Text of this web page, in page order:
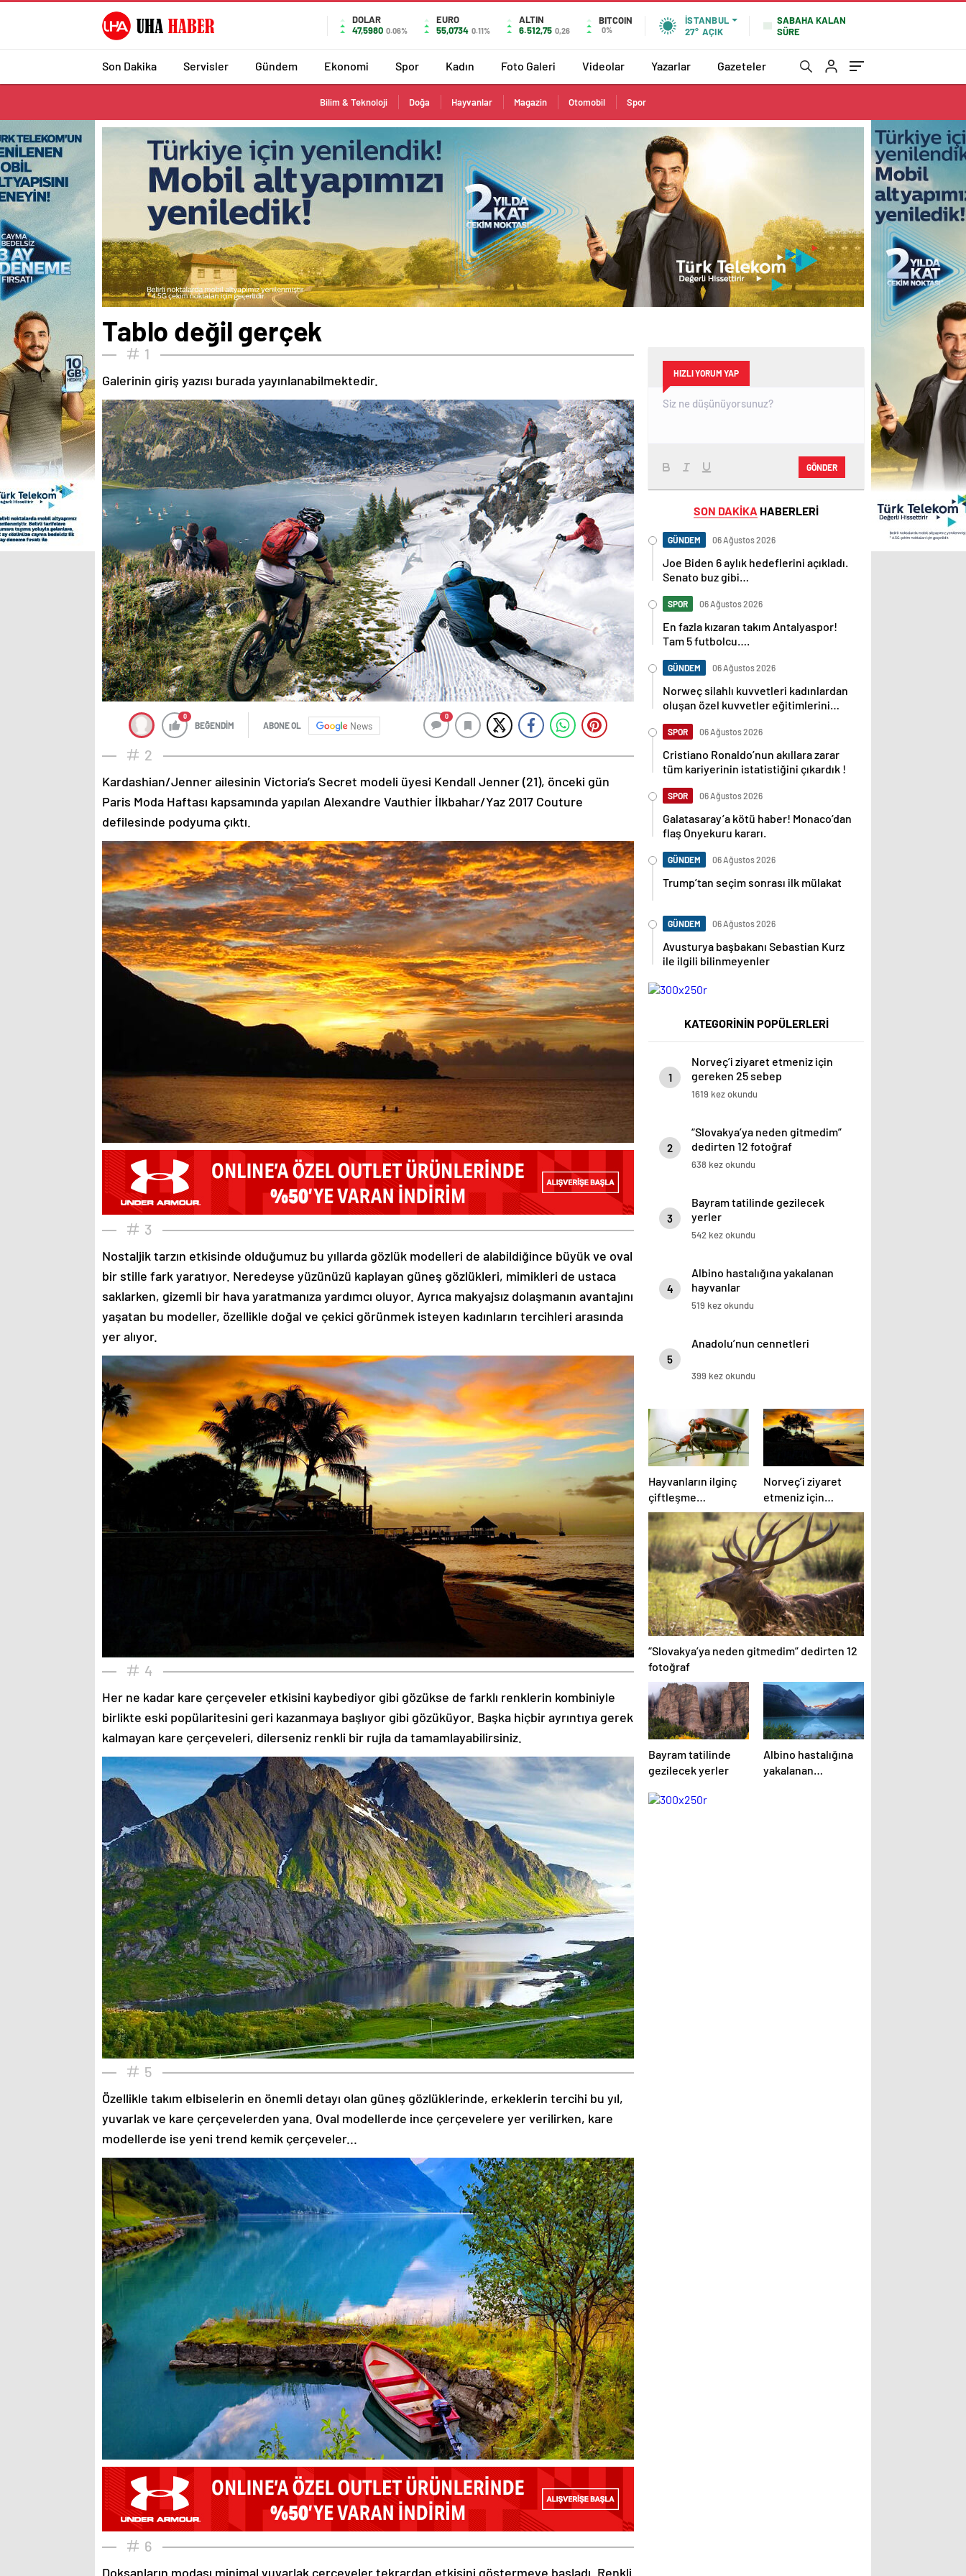
DOLAR
47,5980 0.06%
EURO
55,0734 0.11%
ALTIN
6.512,75 0,26
BITCOIN
0%
İSTANBUL
27° AÇIK
SABAHA KALAN
SÜRE
Son Dakika Servisler Gündem Ekonomi Spor Kadın Foto Galeri Videolar Yazarlar Gazeteler
Bilim & Teknoloji Doğa Hayvanlar Magazin Otomobil Spor
Tablo değil gerçek
1
Galerinin giriş yazısı burada yayınlanabilmektedir.
0
BEĞENDİM ABONE OL News
0
2
Kardashian/Jenner ailesinin Victoria’s Secret modeli üyesi Kendall Jenner (21), önceki gün
Paris Moda Haftası kapsamında yapılan Alexandre Vauthier İlkbahar/Yaz 2017 Couture
defilesinde podyuma çıktı.
3
Nostaljik tarzın etkisinde olduğumuz bu yıllarda gözlük modelleri de alabildiğince büyük ve oval
bir stille fark yaratıyor. Neredeyse yüzünüzü kaplayan güneş gözlükleri, mimikleri de ustaca
saklarken, gizemli bir hava yaratmanıza yardımcı oluyor. Ayrıca makyajsız dolaşmanın avantajını
yaşatan bu modeller, özellikle doğal ve çekici görünmek isteyen kadınların tercihleri arasında
yer alıyor.
4
Her ne kadar kare çerçeveler etkisini kaybediyor gibi gözükse de farklı renklerin kombiniyle
birlikte eski popülaritesini geri kazanmaya başlıyor gibi gözüküyor. Başka hiçbir ayrıntıya gerek
kalmayan kare çerçeveleri, dilerseniz renkli bir rujla da tamamlayabilirsiniz.
5
Özellikle takım elbiselerin en önemli detayı olan güneş gözlüklerinde, erkeklerin tercihi bu yıl,
yuvarlak ve kare çerçevelerden yana. Oval modellerde ince çerçevelere yer verilirken, kare
modellerde ise yeni trend kemik çerçeveler...
6
Doksanların modası minimal yuvarlak çerçeveler tekrardan etkisini göstermeye başladı. Renkli
HIZLI YORUM YAP
GÖNDER
SON DAKİKA HABERLERİ
GÜNDEM 06 Ağustos 2026
Joe Biden 6 aylık hedeflerini açıkladı.
Senato buz gibi…
SPOR 06 Ağustos 2026
En fazla kızaran takım Antalyaspor!
Tam 5 futbolcu….
GÜNDEM 06 Ağustos 2026
Norweç silahlı kuvvetleri kadınlardan
oluşan özel kuvvetler eğitimlerini
SPOR 06 Ağustos 2026
Cristiano Ronaldo’nun akıllara zarar
tüm kariyerinin istatistiğini çıkardık !
SPOR 06 Ağustos 2026
Galatasaray’a kötü haber! Monaco’dan
flaş Onyekuru kararı.
GÜNDEM 06 Ağustos 2026
Trump’tan seçim sonrası ilk mülakat
GÜNDEM 06 Ağustos 2026
Avusturya başbakanı Sebastian Kurz
ile ilgili bilinmeyenler
KATEGORİNİN POPÜLERLERİ
1
Norveç’i ziyaret etmeniz için
gereken 25 sebep
1619 kez okundu
2
“Slovakya’ya neden gitmedim”
dedirten 12 fotoğraf
638 kez okundu
3
Bayram tatilinde gezilecek
yerler
542 kez okundu
4
Albino hastalığına yakalanan
hayvanlar
519 kez okundu
5
Anadolu’nun cennetleri
399 kez okundu
Hayvanların ilginç
çiftleşme
biçimlerini National
Geographic
görüntüledi.
Norveç’i ziyaret
etmeniz için
gereken 25 sebep
“Slovakya’ya neden gitmedim” dedirten 12
fotoğraf
Bayram tatilinde
gezilecek yerler
Albino hastalığına
yakalanan